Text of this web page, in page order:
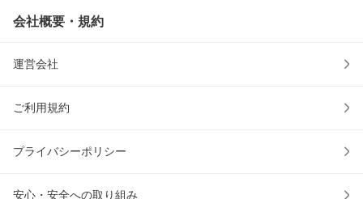
会社概要・規約
運営会社
ご利用規約
プライバシーポリシー
安心・安全への取り組み